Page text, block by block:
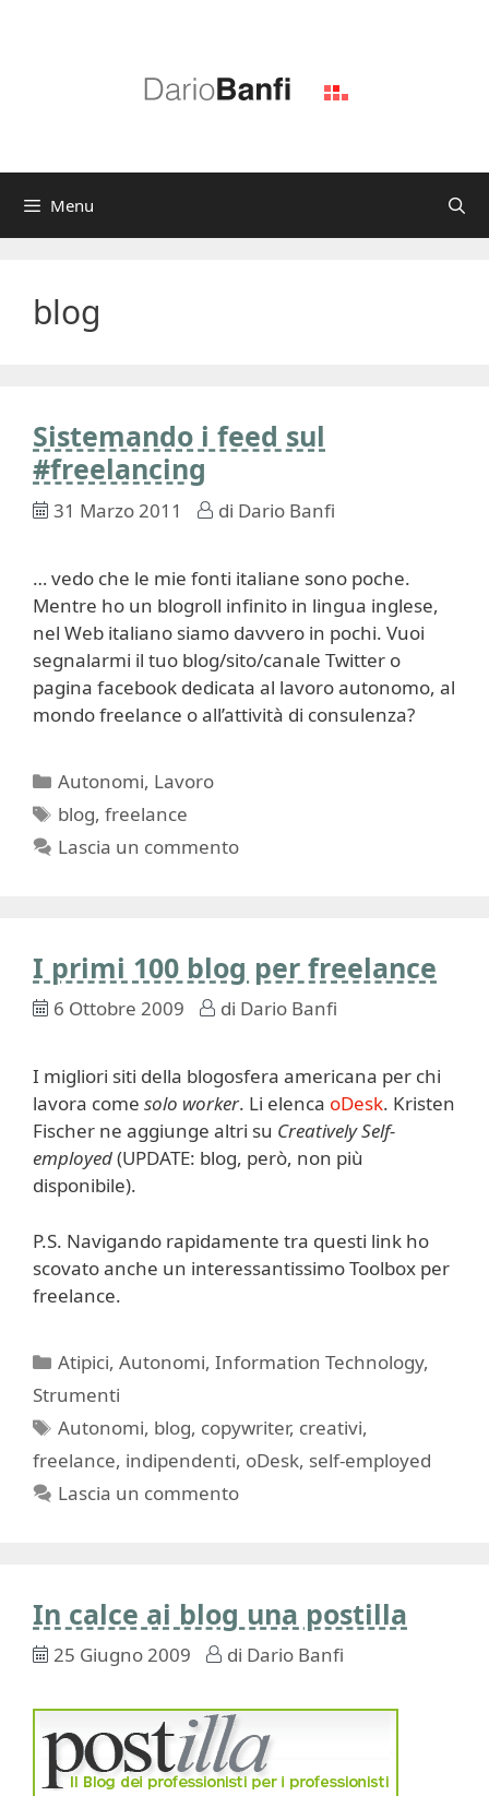
Menu
blog
Sistemando i feed sul
#freelancing
31 Marzo 2011 di Dario Banfi
… vedo che le mie fonti italiane sono poche.
Mentre ho un blogroll infinito in lingua inglese,
nel Web italiano siamo davvero in pochi. Vuoi
segnalarmi il tuo blog/sito/canale Twitter o
pagina facebook dedicata al lavoro autonomo, al
mondo freelance o all’attività di consulenza?
Categorie
Autonomi, Lavoro
Tag
blog,freelance
Lascia un commento
I primi 100 blog per freelance
6 Ottobre 2009 di Dario Banfi
I migliori siti della blogosfera americana per chi
lavora come solo worker. Li elenca oDesk. Kristen
Fischer ne aggiunge altri su Creatively Self-
employed(UPDATE: blog, però, non più
disponibile).
P.S. Navigando rapidamente tra questi link ho
scovato anche un interessantissimo Toolbox per
freelance.
Categorie
Atipici,Autonomi,Information Technology,
Strumenti
Tag
Autonomi, blog, copywriter, creativi,
freelance, indipendenti, oDesk, self-employed
Lascia un commento
In calce ai blog una postilla
25 Giugno 2009 di Dario Banfi